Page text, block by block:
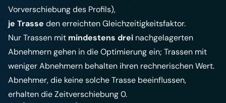
Vorverschiebung des Profils),
je Trasse den erreichten Gleichzeitigkeitsfaktor.
Nur Trassen mit mindestens drei nachgelagerten
Abnehmern gehen in die Optimierung ein; Trassen mit
weniger Abnehmern behalten ihren rechnerischen Wert.
Abnehmer, die keine solche Trasse beeinflussen,
erhalten die Zeitverschiebung 0.